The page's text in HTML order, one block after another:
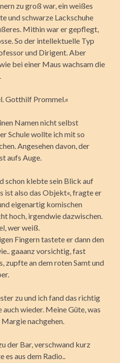
zu groß war, ein weißes
und schwarze Lackschuhe
Mithin war er gepflegt,
So der intellektuelle Typ
und Dirigent. Aber
bei einer Maus wachsam die
Gotthilf Prommel.«
Namen nicht selbst
Schule wollte ich mit so
Angesehen davon, der
aufs Auge.
schon klebte sein Blick auf
ist also das Objekt«, fragte er
eigenartig komischen
hoch, irgendwie dazwischen.
wer weiß.
Fingern tastete er dann den
gaaanz vorsichtig, fast
zupfte an dem roten Samt und
zu und ich fand das richtig
wieder. Meine Güte, was
nachgehen.
der Bar, verschwand kurz
aus dem Radio..